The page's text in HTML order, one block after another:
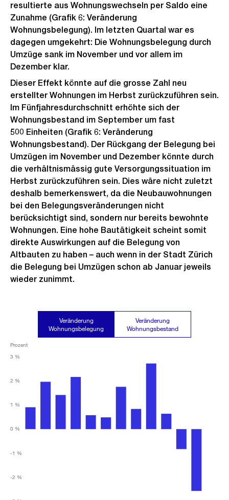
resultierte aus Wohnungswechseln per Saldo eine
Zunahme (Grafik 6: Veränderung
Wohnungsbelegung). Im letzten Quartal war es
dagegen umgekehrt: Die Wohnungsbelegung durch
Umzüge sank im November und vor allem im
Dezember klar.
Dieser Effekt könnte auf die grosse Zahl neu
erstellter Wohnungen im Herbst zurückzuführen sein.
Im Fünfjahresdurchschnitt erhöhte sich der
Wohnungsbestand im September um fast
500 Einheiten (Grafik 6: Veränderung
Wohnungsbestand). Der Rückgang der Belegung bei
Umzügen im November und Dezember könnte durch
die verhältnismässig gute Versorgungssituation im
Herbst zurückzuführen sein. Dies wäre nicht zuletzt
deshalb bemerkenswert, da die Neubauwohnungen
bei den Belegungsveränderungen nicht
berücksichtigt sind, sondern nur bereits bewohnte
Wohnungen. Eine hohe Bautätigkeit scheint somit
direkte Auswirkungen auf die Belegung von
Altbauten zu haben – auch wenn in der Stadt Zürich
die Belegung bei Umzügen schon ab Januar jeweils
wieder zunimmt.
-2 %
-1 %
0 %
1 %
2 %
3 %
Prozent
Veränderung
Wohnungsbelegung
Veränderung
Wohnungsbestand